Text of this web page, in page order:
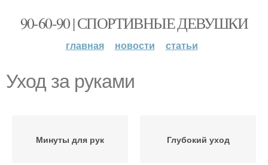
90-60-90 | СПОРТИВНЫЕ ДЕВУШКИ
главная новости статьи
Уход за руками
Минуты для рук Глубокий уход